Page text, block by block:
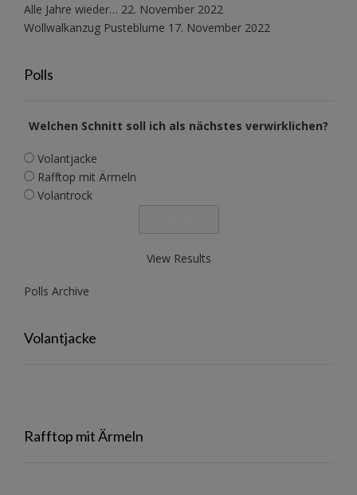
Alle Jahre wieder… 22. November 2022
Wollwalkanzug Pusteblume 17. November 2022
Polls
Welchen Schnitt soll ich als nächstes verwirklichen?
Volantjacke
Rafftop mit Ärmeln
Volantrock
View Results
Polls Archive
Volantjacke
Rafftop mit Ärmeln